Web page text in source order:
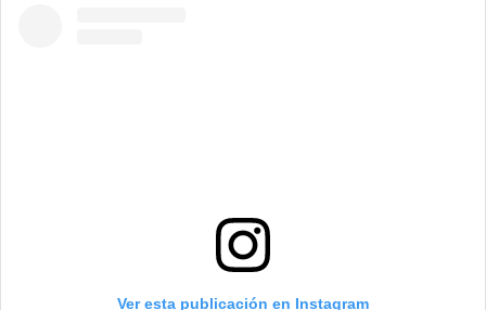
Ver esta publicación en Instagram